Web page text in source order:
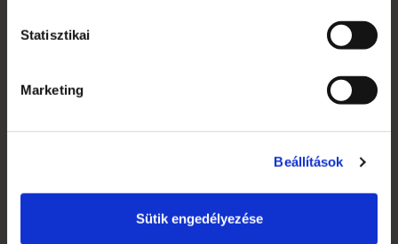
Statisztikai
Marketing
Beállítások
Sütik engedélyezése
krétafilcek színei: fehér,
élénkzöld.